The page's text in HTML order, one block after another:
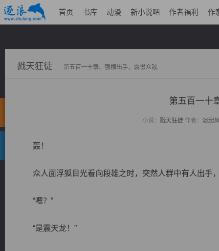
首页 书库 动漫 新小说吧 作者福利 作
戮天狂徒 第五百一十章、强横出手，震慑众敌
第五百一十
小说： 戮天狂徒作者： 淡起
轰！
众人面浮狐目光看向段雄之时，突然人群中有人出手
“嗯？”
“是震天龙！”